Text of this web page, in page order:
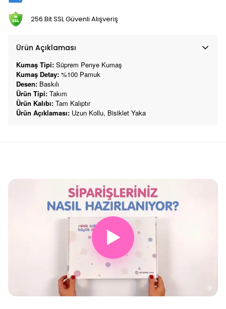
256 Bit SSL Güvenli Alışveriş
Ürün Açıklaması
Kumaş Tipi: Süprem Penye Kumaş
Kumaş Detay: %100 Pamuk
Desen: Baskılı
Ürün Tipi: Takım
Ürün Kalıbı: Tam Kalıptır
Ürün Açıklaması: Uzun Kollu, Bisiklet Yaka
▶